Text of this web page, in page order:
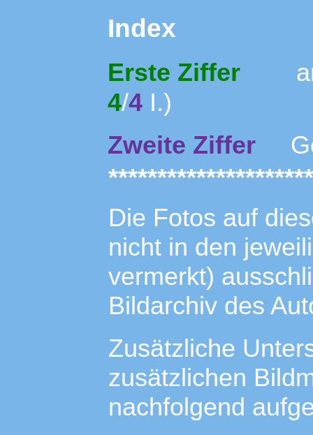
Index
Erste Ziffer
4/4 I.)
Zweite Ziffer
Die Fotos auf
nicht in den
vermerkt)
Bildarchiv des
Zusätzliche
zusätzlichen
nachfolgend